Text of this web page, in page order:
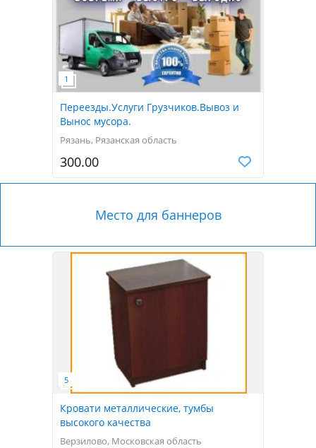
Переезды.Услуги Грузчиков.Вывоз и
Вынос мусора.
Рязань, Рязанская область
300.00
Место для баннеров
Кровати металлические, тумбы
высокого качества
Верзилово, Московская область